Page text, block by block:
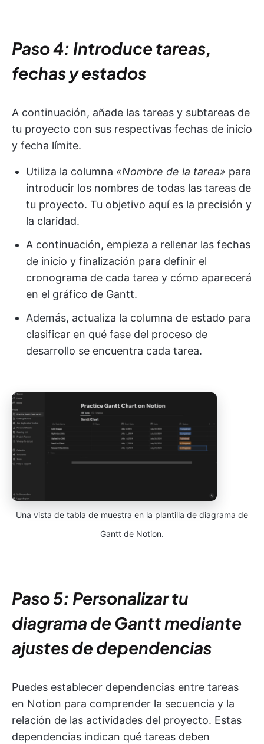
Paso 4: Introduce tareas,
fechas y estados
A continuación, añade las tareas y subtareas de
tu proyecto con sus respectivas fechas de inicio
y fecha límite.
Utiliza la columna «Nombre de la tarea» para
introducir los nombres de todas las tareas de
tu proyecto. Tu objetivo aquí es la precisión y
la claridad.
A continuación, empieza a rellenar las fechas
de inicio y finalización para definir el
cronograma de cada tarea y cómo aparecerá
en el gráfico de Gantt.
Además, actualiza la columna de estado para
clasificar en qué fase del proceso de
desarrollo se encuentra cada tarea.
Una vista de tabla de muestra en la plantilla de diagrama de
Gantt de Notion.
Paso 5: Personalizar tu
diagrama de Gantt mediante
ajustes de dependencias
Puedes establecer dependencias entre tareas
en Notion para comprender la secuencia y la
relación de las actividades del proyecto. Estas
dependencias indican qué tareas deben